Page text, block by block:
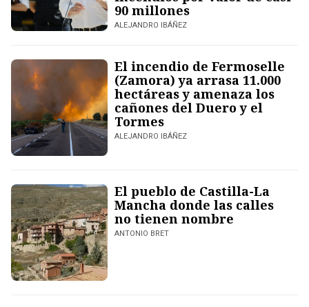
90 millones
ALEJANDRO IBÁÑEZ
El incendio de Fermoselle
(Zamora) ya arrasa 11.000
hectáreas y amenaza los
cañones del Duero y el
Tormes
ALEJANDRO IBÁÑEZ
El pueblo de Castilla-La
Mancha donde las calles
no tienen nombre
ANTONIO BRET